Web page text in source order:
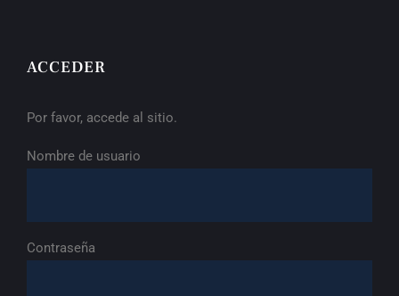
ACCEDER
Por favor, accede al sitio.
Nombre de usuario
Contraseña